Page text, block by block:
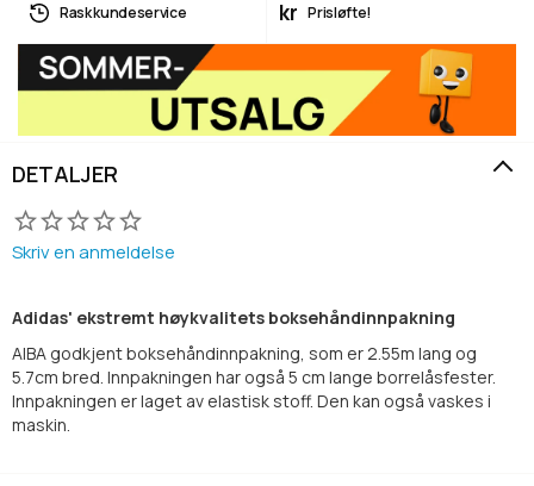
Rask kundeservice kr Prisløfte!
DETALJER
Skriv en anmeldelse
Adidas' ekstremt høykvalitets boksehåndinnpakning
AIBA godkjent boksehåndinnpakning, som er 2.55m lang og
5.7cm bred. Innpakningen har også 5 cm lange borrelåsfester.
Innpakningen er laget av elastisk stoff. Den kan også vaskes i
maskin.